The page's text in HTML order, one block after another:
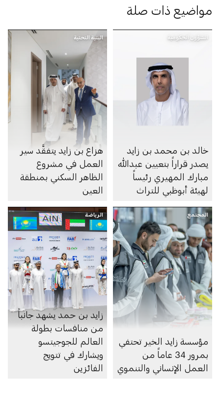
مواضيع ذات صلة
الشؤون الحكومية
خالد بن محمد بن زايد
يصدر قراراً بتعيين عبدالله
مبارك المهيري رئيساً
لهيئة أبوظبي للتراث
البنية التحتية
هزاع بن زايد يتفقَّد سير
العمل في مشروع
الظاهر السكني بمنطقة
العين
المجتمع
مؤسسة زايد الخير تحتفي
بمرور 34 عاماً من
العمل الإنساني والتنموي
الرياضة
زايد بن حمد يشهد جانباً
من منافسات بطولة
العالم للجوجيتسو
ويشارك في تتويج
الفائزين